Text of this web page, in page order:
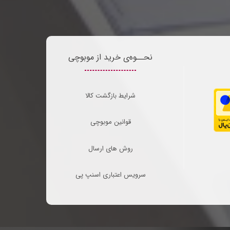
نحــوه‌ی خرید از موبوچی
شرایط بازگشت کالا
قوانین موبوچی
روش های ارسال
سرویس اعتباری اسنپ پی